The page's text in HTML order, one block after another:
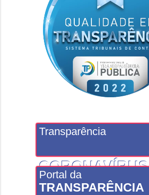
Transparência
CORONAVÍRUS
Portal da
TRANSPARÊNCIA